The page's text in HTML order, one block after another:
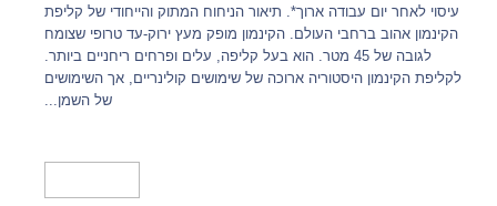
עיסוי לאחר יום עבודה ארוך*. תיאור הניחוח המתוק והייחודי של קליפת
הקינמון אהוב ברחבי העולם. הקינמון מופק מעץ ירוק-עד טרופי שצומח
לגובה של 45 מטר. הוא בעל קליפה, עלים ופרחים ריחניים ביותר.
לקליפת הקינמון היסטוריה ארוכה של שימושים קולינריים, אך השימושים
של השמן...